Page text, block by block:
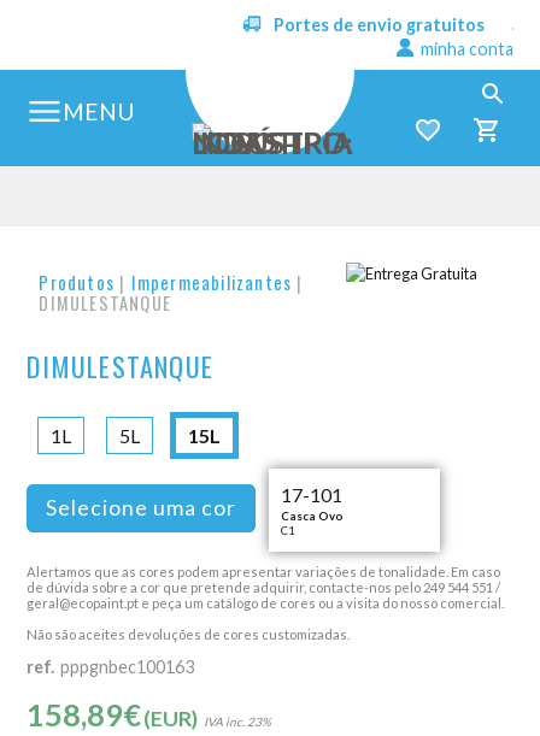
Portes de envio gratuitos
minha conta
MENU
Produtos | Impermeabilizantes |
DIMULESTANQUE
DIMULESTANQUE
1L 5L 15L
Selecione uma cor
17-101
Casca Ovo
C1
Alertamos que as cores podem apresentar variações de tonalidade. Em caso
de dúvida sobre a cor que pretende adquirir, contacte-nos pelo 249 544 551 /
geral@ecopaint.pt e peça um catálogo de cores ou a visita do nosso comercial.
Não são aceites devoluções de cores customizadas.
ref. pppgnbec100163
158,89€(EUR) 23%